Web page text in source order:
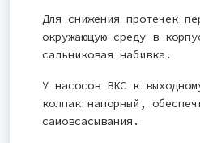
Для снижения протечек
окружающую среду в
сальниковая набивка.
У насосов ВКС к
колпак напорный,
самовсасывания.